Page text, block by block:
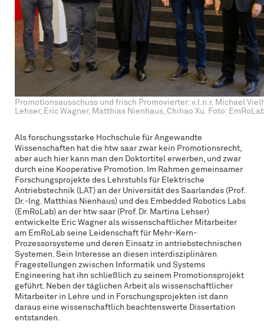
Promotionsausschuss und frisch Promovierter: v.l.n.r. Michael
Lehser, Eric Wagner, Matthias Nienhaus, Chihao Xu. Foto:
Als forschungsstarke Hochschule für Angewandte
Wissenschaften hat die htw saar zwar kein Promotionsrecht,
aber auch hier kann man den Doktortitel erwerben, und zwar
durch eine Kooperative Promotion. Im Rahmen gemeinsamer
Forschungsprojekte des Lehrstuhls für Elektrische
Antriebstechnik (LAT) an der Universität des Saarlandes (Prof.
Dr.-Ing. Matthias Nienhaus) und des Embedded Robotics Labs
(EmRoLab) an der htw saar (Prof. Dr. Martina Lehser)
entwickelte Eric Wagner als wissenschaftlicher Mitarbeiter
am EmRoLab seine Leidenschaft für Mehr-Kern-
Prozessorsysteme und deren Einsatz in antriebstechnischen
Systemen. Sein Interesse an diesen interdisziplinären
Fragestellungen zwischen Informatik und Systems
Engineering hat ihn schließlich zu seinem Promotionsprojekt
geführt. Neben der täglichen Arbeit als wissenschaftlicher
Mitarbeiter in Lehre und in Forschungsprojekten ist dann
daraus eine wissenschaftlich beachtenswerte Dissertation
entstanden.